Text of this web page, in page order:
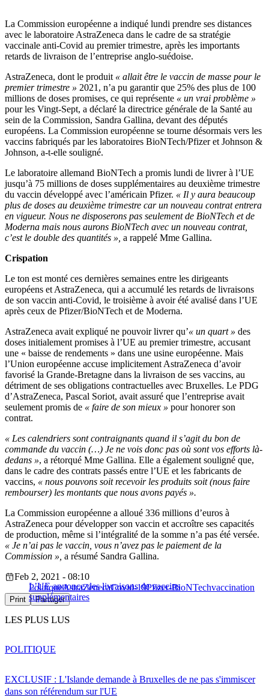
La Commission européenne a indiqué lundi prendre ses distances
avec le laboratoire AstraZeneca dans le cadre de sa stratégie
vaccinale anti-Covid au premier trimestre, après les importants
retards de livraison de l’entreprise anglo-suédoise.
AstraZeneca, dont le produit « allait être le vaccin de masse pour le
premier trimestre » 2021, n’a pu garantir que 25% des plus de 100
millions de doses promises, ce qui représente « un vrai problème »
pour les Vingt-Sept, a déclaré la directrice générale de la Santé au
sein de la Commission, Sandra Gallina, devant des députés
européens. La Commission européenne se tourne désormais vers les
vaccins fabriqués par les laboratoires BioNTech/Pfizer et Johnson &
Johnson, a-t-elle souligné.
Le laboratoire allemand BioNTech a promis lundi de livrer à l’UE
jusqu’à 75 millions de doses supplémentaires au deuxième trimestre
du vaccin développé avec l’américain Pfizer. « Il y aura beaucoup
plus de doses au deuxième trimestre car un nouveau contrat entrera
en vigueur. Nous ne disposerons pas seulement de BioNTech et de
Moderna mais nous aurons BioNTech avec un nouveau contrat,
c’est le double des quantités », a rappelé Mme Gallina.
Crispation
Le ton est monté ces dernières semaines entre les dirigeants
européens et AstraZeneca, qui a accumulé les retards de livraisons
de son vaccin anti-Covid, le troisième à avoir été avalisé dans l’UE
après ceux de Pfizer/BioNTech et de Moderna.
AstraZeneca avait expliqué ne pouvoir livrer qu’« un quart » des
doses initialement promises à l’UE au premier trimestre, accusant
une « baisse de rendements » dans une usine européenne. Mais
l’Union européenne accuse implicitement AstraZeneca d’avoir
favorisé la Grande-Bretagne dans la livraison de ses vaccins, au
détriment de ses obligations contractuelles avec Bruxelles. Le PDG
d’AstraZeneca, Pascal Soriot, avait assuré que l’entreprise avait
seulement promis de « faire de son mieux » pour honorer son
contrat.
« Les calendriers sont contraignants quand il s’agit du bon de
commande du vaccin (…) Je ne vois donc pas où sont vos efforts là-
dedans », a rétorqué Mme Gallina. Elle a également souligné que,
dans le cadre des contrats passés entre l’UE et les fabricants de
vaccins, « nous pouvons soit recevoir les produits soit (nous faire
rembourser) les montants que nous avons payés ».
La Commission européenne a alloué 336 millions d’euros à
AstraZeneca pour développer son vaccin et accroître ses capacités
de production, même si l’intégralité de la somme n’a pas été versée.
« Je n’ai pas le vaccin, vous n’avez pas le paiement de la
Commission », a résumé Sandra Gallina.
L’UE annonce des livraisons de vaccins
supplémentaires
Feb 2, 2021 - 08:10
PolitiqueAstraZenecaCovid-19Pfizer-BioNTechvaccination
Print Partager
LES PLUS LUS
EXCLUSIF : L'Islande demande à Bruxelles de ne pas s'immiscer
dans son référendum sur l'UE
POLITIQUE